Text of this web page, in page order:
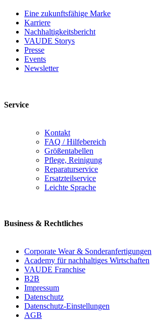
Eine zukunftsfähige Marke
Karriere
Nachhaltigkeitsbericht
VAUDE Storys
Presse
Events
Newsletter
Service
Kontakt
FAQ / Hilfebereich
Größentabellen
Pflege, Reinigung
Reparaturservice
Ersatzteilservice
Leichte Sprache
Business & Rechtliches
Corporate Wear & Sonderanfertigungen
Academy für nachhaltiges Wirtschaften
VAUDE Franchise
B2B
Impressum
Datenschutz
Datenschutz-Einstellungen
AGB